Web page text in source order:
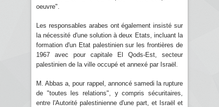
oeuvre".
Les responsables arabes ont également insisté sur
la nécessité d'une solution à deux Etats, incluant la
formation d'un Etat palestinien sur les frontières de
1967 avec pour capitale El Qods-Est, secteur
palestinien de la ville occupé et annexé par Israël.
M. Abbas a, pour rappel, annoncé samedi la rupture
de "toutes les relations", y compris sécuritaires,
entre l'Autorité palestinienne d'une part, et Israël et